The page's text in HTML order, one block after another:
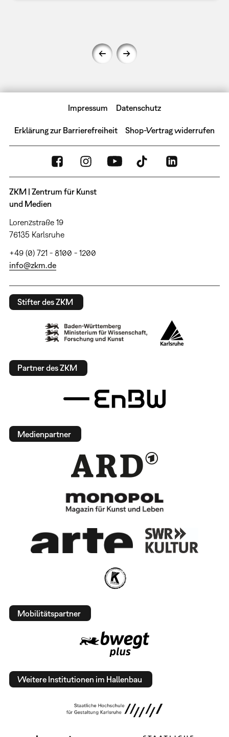
Impressum Datenschutz
Erklärung zur Barrierefreiheit Shop-Vertrag widerrufen
ZKM | Zentrum für Kunst
und Medien
Lorenzstraße 19
76135 Karlsruhe
+49 (0) 721 - 8100 - 1200
info@zkm.de
Stifter des ZKM
Partner des ZKM
Medienpartner
Mobilitätspartner
Weitere Institutionen im Hallenbau